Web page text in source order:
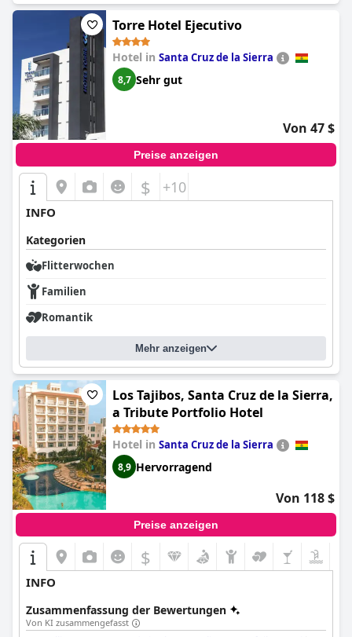
Torre Hotel Ejecutivo
Hotel in Santa Cruz de la Sierra
8,7 Sehr gut
Von 47 $
Preise anzeigen
$ +10
INFO
Kategorien
Flitterwochen
Familien
Romantik
Mehr anzeigen
Los Tajibos, Santa Cruz de la Sierra,
a Tribute Portfolio Hotel
Hotel in Santa Cruz de la Sierra
8,9 Hervorragend
Von 118 $
Preise anzeigen
$
INFO
Zusammenfassung der Bewertungen
Von KI zusammengefasst